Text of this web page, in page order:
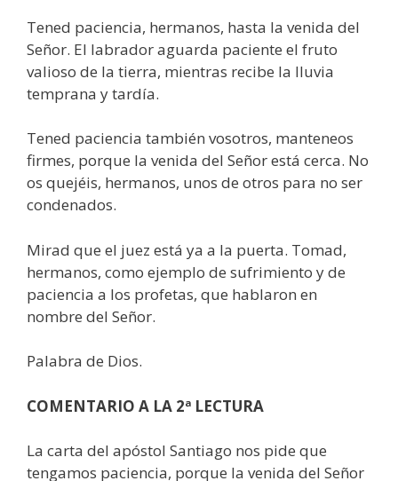
Tened paciencia, hermanos, hasta la venida del
Señor. El labrador aguarda paciente el fruto
valioso de la tierra, mientras recibe la lluvia
temprana y tardía.
Tened paciencia también vosotros, manteneos
firmes, porque la venida del Señor está cerca. No
os quejéis, hermanos, unos de otros para no ser
condenados.
Mirad que el juez está ya a la puerta. Tomad,
hermanos, como ejemplo de sufrimiento y de
paciencia a los profetas, que hablaron en
nombre del Señor.
Palabra de Dios.
COMENTARIO A LA 2ª LECTURA
La carta del apóstol Santiago nos pide que
tengamos paciencia, porque la venida del Señor